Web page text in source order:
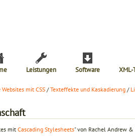
Leistungen Software
mit CSS/Texteffekte und Kaskadierung /
mitCascading Stylesheets" von Rachel Andrew &